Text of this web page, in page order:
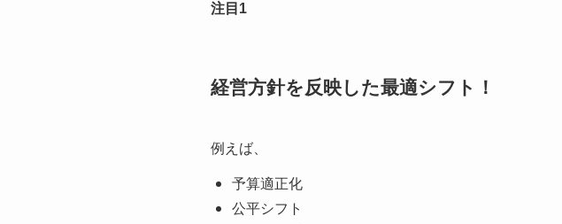
注目1
経営方針を反映した最適シフト！
例えば、
予算適正化
公平シフト